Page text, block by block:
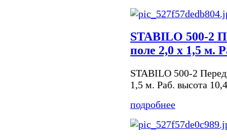
STABILO 500-2
поле 2,0 х 1,5 м.
STABILO 500-2
1,5 м. Раб. высота
подробнее